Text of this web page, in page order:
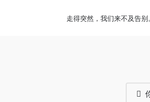
走得突然，我们来不及告别